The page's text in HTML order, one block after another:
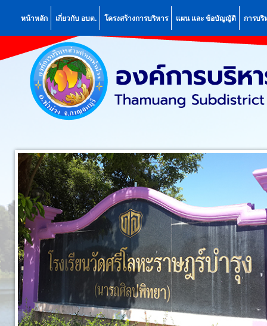
หน้าหลัก เกี่ยวกับ อบต. โครงสร้างการบริหาร แผน เเละ ข้อบัญญัติ การบริ